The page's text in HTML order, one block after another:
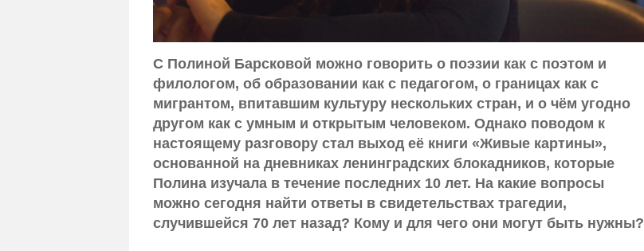
С Полиной Барсковой можно говорить о поэзии как с поэтом и
филологом, об образовании как с педагогом, о границах как с
мигрантом, впитавшим культуру нескольких стран, и о чём угодно
другом как с умным и открытым человеком. Однако поводом к
настоящему разговору стал выход её книги «Живые картины»,
основанной на дневниках ленинградских блокадников, которые
Полина изучала в течение последних 10 лет. На какие вопросы
можно сегодня найти ответы в свидетельствах трагедии,
случившейся 70 лет назад? Кому и для чего они могут быть нужны?